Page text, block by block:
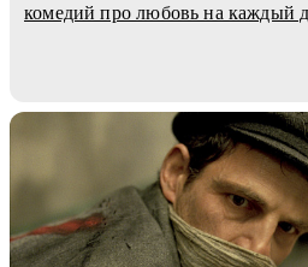
комедий про любовь на каждый